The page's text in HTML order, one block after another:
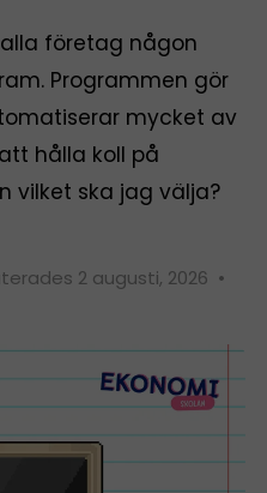
företag någon
Programmen gör
mycket av
hålla koll på
vilket ska jag välja?
2 augusti, 2026 •